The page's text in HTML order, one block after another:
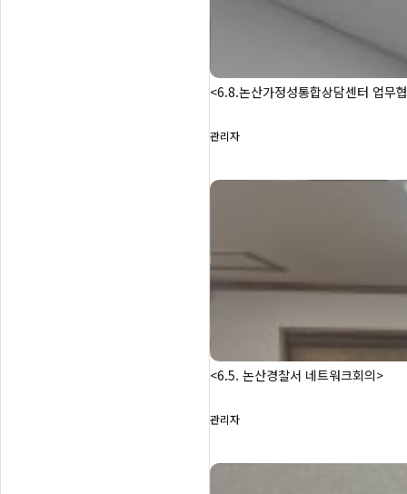
<6.8.논산가정성통합상담센터 업무
관리자
<6.5. 논산경찰서 네트워크회의>
관리자